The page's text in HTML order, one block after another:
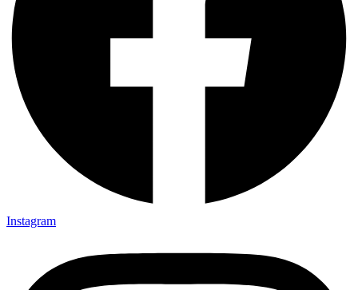
Instagram